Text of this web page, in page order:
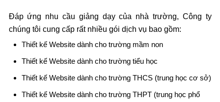
Đáp ứng nhu cầu giảng dạy của nhà trường, Công ty
chúng tôi cung cấp rất nhiều gói dịch vụ bao gồm:
Thiết kế Website dành cho trường mầm non
Thiết kế Website dành cho trường tiểu học
Thiết kế Website dành cho trường THCS (trung học cơ sở)
Thiết kế Website dành cho trường THPT (trung học phổ